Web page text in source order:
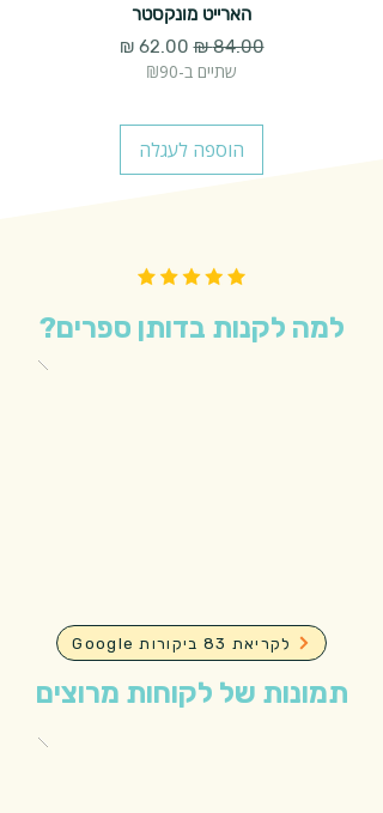
הארייט מונקסטר
מחיר רגיל‏84.00 ‏₪ מחיר מבצע
שתיים ב-₪90
הוספה לעגלה
למה לקנות בדותן ספרים?
Google לקריאת 83 ביקורות
תמונות של לקוחות מרוצים